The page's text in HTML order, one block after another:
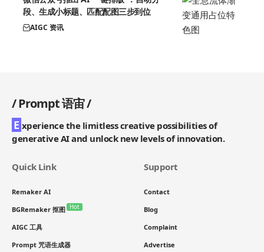
段、生成小标题、匹配配图三步到位
AIGC 资讯
/Prompt 语宙/
E xperience the limitless creative possibilities of
generative AI and unlock new levels of innovation.
Quick Link
Remaker AI
BGRemaker 抠图 Hot
AIGC 工具
Prompt 咒语生成器
Support
Contact
Blog
Complaint
Advertise